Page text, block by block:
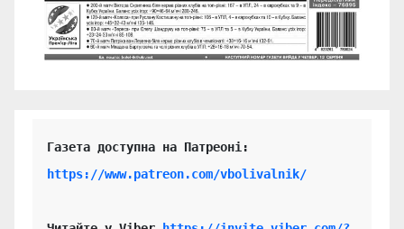
https://www.patreon.com/vbolivalnik/